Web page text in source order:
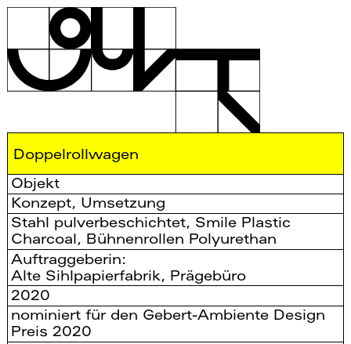
Doppelrollwagen
Objekt
Konzept, Umsetzung
Stahl pulverbeschichtet, Smile Plastic
Charcoal, Bühnenrollen Polyurethan
Auftraggeberin:
Alte Sihlpapierfabrik, Prägebüro
2020
nominiert für den Gebert-Ambiente Design
Preis 2020